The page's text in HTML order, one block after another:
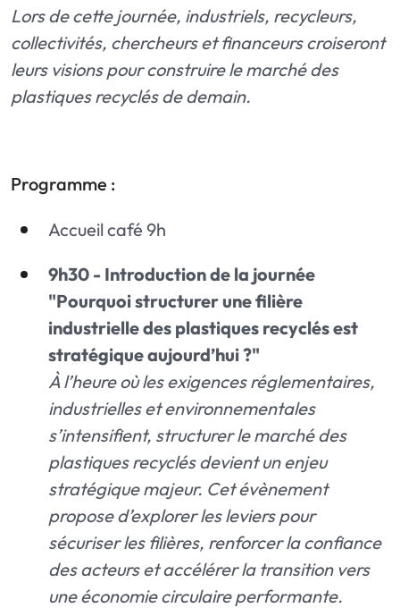
Lors de cette journée, industriels, recycleurs,
collectivités, chercheurs et financeurs croiseront
leurs visions pour construire le marché des
plastiques recyclés de demain.
Programme :
Accueil café 9h
9h30 - Introduction de la journée
"Pourquoi structurer une filière
industrielle des plastiques recyclés est
stratégique aujourd’hui ?"
À l’heure où les exigences réglementaires,
industrielles et environnementales
s’intensifient, structurer le marché des
plastiques recyclés devient un enjeu
stratégique majeur. Cet évènement
propose d’explorer les leviers pour
sécuriser les filières, renforcer la confiance
des acteurs et accélérer la transition vers
une économie circulaire performante.